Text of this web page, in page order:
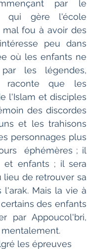
par le
qui gère l'école
mal fou à avoir des
peu dans
où les enfants ne
les légendes,
raconte que les
l'Islam et disciples
des discordes
et les trahisons
personnages plus
éphémères ; il
et enfants ; il sera
lieu de retrouver sa
l'arak. Mais la vie à
des enfants
par Appoucol'bri,
les épreuves